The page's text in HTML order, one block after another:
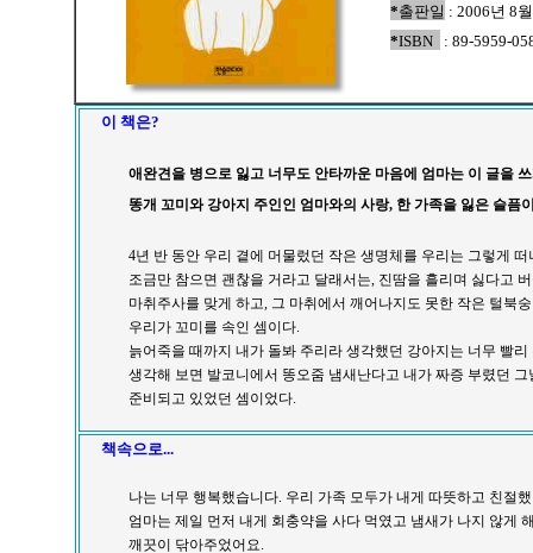
*출판일 : 2006년 8
*ISBN : 89-5959-
이 책은?
애완견을 병으로 잃고 너무도 안타까운 마음에 엄마는 이 글을
똥개 꼬미와 강아지 주인인 엄마와의 사랑, 한 가족을 잃은 슬픔
4년 반 동안 우리 곁에 머물렀던 작은 생명체를 우리는 그렇게 떠
조금만 참으면 괜찮을 거라고 달래서는, 진땀을 흘리며 싫다고
마취주사를 맞게 하고, 그 마취에서 깨어나지도 못한 작은 털북
우리가 꼬미를 속인 셈이다.
늙어죽을 때까지 내가 돌봐 주리라 생각했던 강아지는 너무 빨리
생각해 보면 발코니에서 똥오줌 냄새난다고 내가 짜증 부렸던
준비되고 있었던 셈이었다.
책속으로...
나는 너무 행복했습니다. 우리 가족 모두가 내게 따뜻하고 친절
엄마는 제일 먼저 내게 회충약을 사다 먹였고 냄새가 나지 않게
깨끗이 닦아주었어요.